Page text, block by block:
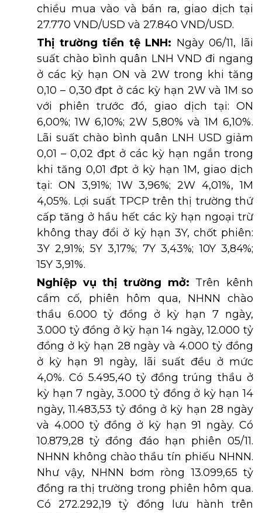
chiều mua vào và bán ra, giao dịch tại
27.770 VND/USD và 27.840 VND/USD.
Thị trường tiền tệ LNH: Ngày 06/11, lãi
suất chào bình quân LNH VND đi ngang
ở các kỳ hạn ON và 2W trong khi tăng
0,10 – 0,30 đpt ở các kỳ hạn 2W và 1M so
với phiên trước đó, giao dịch tại: ON
6,00%; 1W 6,10%; 2W 5,80% và 1M 6,10%.
Lãi suất chào bình quân LNH USD giảm
0,01 – 0,02 đpt ở các kỳ hạn ngắn trong
khi tăng 0,01 đpt ở kỳ hạn 1M, giao dịch
tại: ON 3,91%; 1W 3,96%; 2W 4,01%, 1M
4,05%. Lợi suất TPCP trên thị trường thứ
cấp tăng ở hầu hết các kỳ hạn ngoại trừ
không thay đổi ở kỳ hạn 3Y, chốt phiên:
3Y 2,91%; 5Y 3,17%; 7Y 3,43%; 10Y 3,84%;
15Y 3,91%.
Nghiệp vụ thị trường mở: Trên kênh
cầm cố, phiên hôm qua, NHNN chào
thầu 6.000 tỷ đồng ở kỳ hạn 7 ngày,
3.000 tỷ đồng ở kỳ hạn 14 ngày, 12.000 tỷ
đồng ở kỳ hạn 28 ngày và 4.000 tỷ đồng
ở kỳ hạn 91 ngày, lãi suất đều ở mức
4,0%. Có 5.495,40 tỷ đồng trúng thầu ở
kỳ hạn 7 ngày, 3.000 tỷ đồng ở kỳ hạn 14
ngày, 11.483,53 tỷ đồng ở kỳ hạn 28 ngày
và 4.000 tỷ đồng ở kỳ hạn 91 ngày. Có
10.879,28 tỷ đồng đáo hạn phiên 05/11.
NHNN không chào thầu tín phiếu NHNN.
Như vậy, NHNN bơm ròng 13.099,65 tỷ
đồng ra thị trường trong phiên hôm qua.
Có 272.292,19 tỷ đồng lưu hành trên